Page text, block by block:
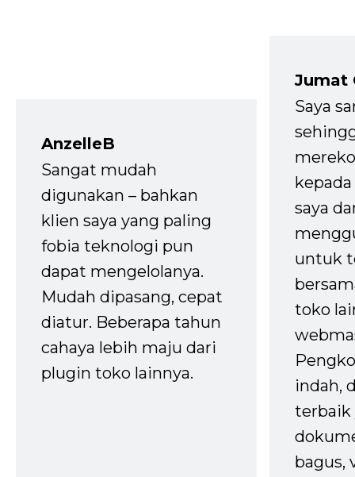
AnzelleB
Sangat mudah
digunakan – bahkan
klien saya yang paling
fobia teknologi pun
dapat mengelolanya.
Mudah dipasang, cepat
diatur. Beberapa tahun
cahaya lebih maju dari
plugin toko lainnya.
Jumat
Saya
saya
untuk
toko
indah,
terbaik
bagus,